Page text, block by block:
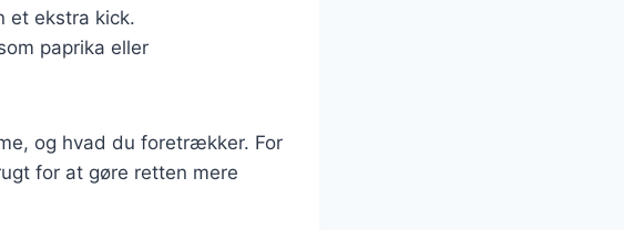
et ekstra kick.
paprika eller
og hvad du foretrækker. For
for at gøre retten mere